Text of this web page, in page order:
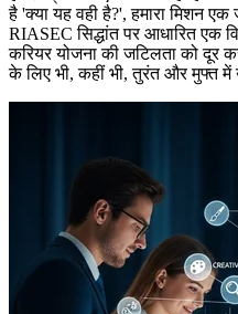
है 'क्या यह वही है?', हमारा मिशन
RIASEC सिद्धांत पर आधारित एक
करियर योजना की जटिलता को दूर
के लिए भी, कहीं भी, तुरंत और मुफ्त में